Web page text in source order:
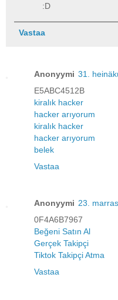
:D
Vastaa
Anonyymi 31.
E5ABC4512B
kiralık hacker
hacker arıyorum
kiralık hacker
hacker arıyorum
belek
Vastaa
Anonyymi 23.
0F4A6B7967
Beğeni Satın Al
Gerçek Takipçi
Tiktok Takipçi Atma
Vastaa